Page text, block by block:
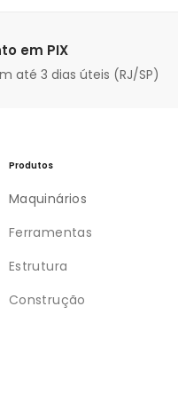
em PIX
até 3 dias úteis (RJ/SP)
Produtos
Maquinários
Ferramentas
Estrutura
Construção